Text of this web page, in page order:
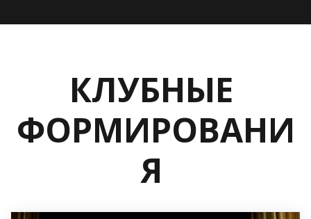
КЛУБНЫЕ
ФОРМИРОВАНИ
Я